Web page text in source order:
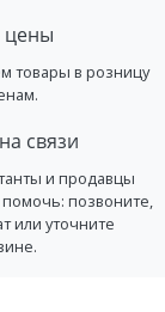
цены
товары в розницу
связи
и продавцы
помочь: позвоните,
или уточните